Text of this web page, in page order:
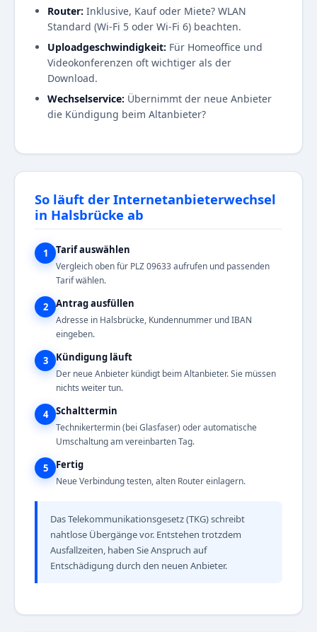
Router: Inklusive, Kauf oder Miete? WLAN
Standard (Wi-Fi 5 oder Wi-Fi 6) beachten.
Uploadgeschwindigkeit: Für Homeoffice und
Videokonferenzen oft wichtiger als der
Download.
Wechselservice: Übernimmt der neue Anbieter
die Kündigung beim Altanbieter?
So läuft der Internetanbieterwechsel
in Halsbrücke ab
1 Tarif auswählen
Vergleich oben für PLZ 09633 aufrufen und passenden
Tarif wählen.
2 Antrag ausfüllen
Adresse in Halsbrücke, Kundennummer und IBAN
eingeben.
3 Kündigung läuft
Der neue Anbieter kündigt beim Altanbieter. Sie müssen
nichts weiter tun.
4 Schalttermin
Technikertermin (bei Glasfaser) oder automatische
Umschaltung am vereinbarten Tag.
5 Fertig
Neue Verbindung testen, alten Router einlagern.
Das Telekommunikationsgesetz (TKG) schreibt
nahtlose Übergänge vor. Entstehen trotzdem
Ausfallzeiten, haben Sie Anspruch auf
Entschädigung durch den neuen Anbieter.